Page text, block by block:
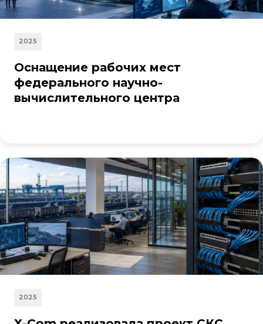
2025
Оснащение рабочих мест
федерального научно-
вычислительного центра
2025